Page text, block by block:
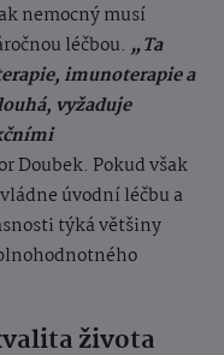
nemocný musí
léčbou. „Ta
imunoterapie a
vyžaduje
Doubek. Pokud však
úvodní léčbu a
týká většiny
života